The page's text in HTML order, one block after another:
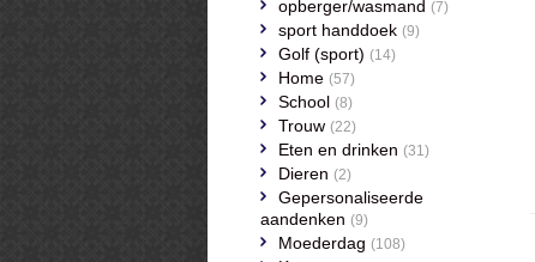
opberger/wasmand (7)
sport handdoek (9)
Golf (sport) (14)
Home (57)
School (8)
Trouw (22)
Eten en drinken (31)
Dieren (2)
Gepersonaliseerde
aandenken (9)
Moederdag (108)